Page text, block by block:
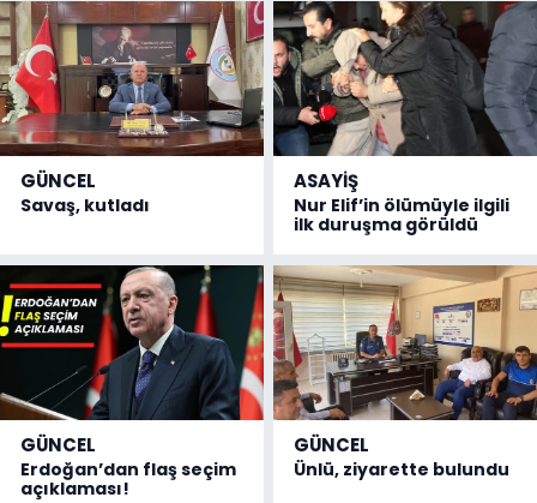
GÜNCEL
Savaş, kutladı
ASAYİŞ
Nur Elif’in ölümüyle ilgili
ilk duruşma görüldü
GÜNCEL
Erdoğan’dan flaş seçim
açıklaması!
GÜNCEL
Ünlü, ziyarette bulundu